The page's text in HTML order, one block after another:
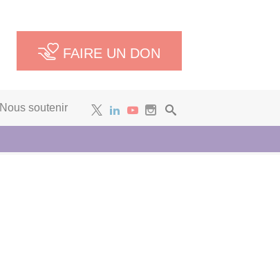
FAIRE UN DON
Nous soutenir